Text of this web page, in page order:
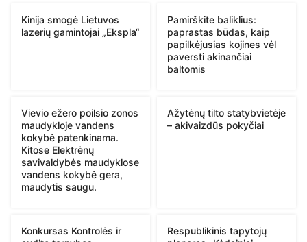
Kinija smogė Lietuvos
lazerių gamintojai „Ekspla“
Pamirškite baliklius:
paprastas būdas, kaip
papilkėjusias kojines vėl
paversti akinančiai
baltomis
Vievio ežero poilsio zonos
maudykloje vandens
kokybė patenkinama.
Kitose Elektrėnų
savivaldybės maudyklose
vandens kokybė gera,
maudytis saugu.
Ažytėnų tilto statybvietėje
– akivaizdūs pokyčiai
Konkursas Kontrolės ir
Respublikinis tapytojų